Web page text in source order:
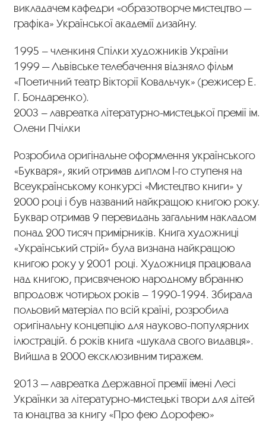
викладачем кафедри «образотворче мистецтво —
графіка» Української академії дизайну.
1995 – членкиня Спілки художників України
1999 — Львівське телебачення відзняло фільм
«Поетичний театр Вікторії Ковальчук» (режисер Е.
Г. Бондаренко).
2003 – лавреатка літературно-мистецької премії ім.
Олени Пчілки
Розробила оригінальне оформлення українського
«Букваря», який отримав диплом І-го ступеня на
Всеукраїнському конкурсі «Мистецтво книги» у
2000 році і був названий найкращою книгою року.
Буквар отримав 9 перевидань загальним накладом
понад 200 тисяч примірників. Книга художниці
«Український стрій» була визнана найкращою
книгою року у 2001 році. Художниця працювала
над книгою, присвяченою народному вбранню
впродовж чотирьох років – 1990-1994. Збирала
польовий матеріал по всій країні, розробила
оригінальну концепцію для науково-популярних
ілюстрацій. 6 років книга «шукала свого видавця».
Вийшла в 2000 ексклюзивним тиражем.
2013 — лавреатка Державної премії імені Лесі
Українки за літературно-мистецькі твори для дітей
та юнацтва за книгу «Про фею Дорофею»